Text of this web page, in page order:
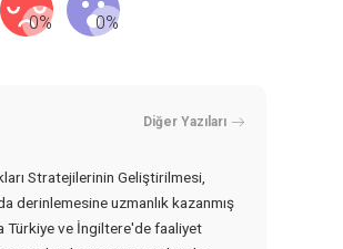
Diğer Yazıları
Stratejilerinin Geliştirilmesi,
derinlemesine uzmanlık kazanmış
Türkiye ve İngiltere'de faaliyet